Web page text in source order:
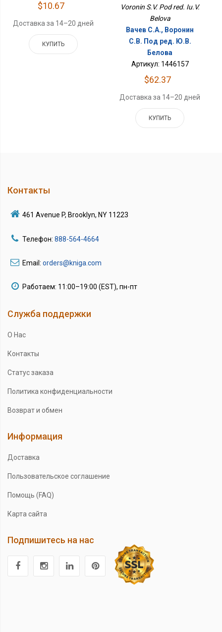
$10.67
Доставка за 14–20 дней
КУПИТЬ
Voronin S.V. Pod red. Iu.V.
Belova
Вачев С.А., Воронин
С.В. Под ред. Ю.В.
Белова
Артикул: 1446157
$62.37
Доставка за 14–20 дней
КУПИТЬ
Контакты
461 Avenue P, Brooklyn, NY 11223
Телефон: 888-564-4664
Email: orders@kniga.com
Работаем: 11:00–19:00 (EST), пн-пт
Служба поддержки
О Нас
Контакты
Статус заказа
Политика конфиденциальности
Возврат и обмен
Информация
Доставка
Пользовательское соглашение
Помощь (FAQ)
Карта сайта
Подпишитесь на нас